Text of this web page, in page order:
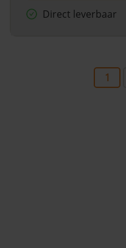
Direct leverbaar
1